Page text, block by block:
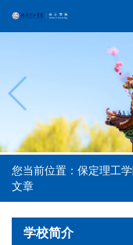
您当前位置： 保定理工
文章
学校简介